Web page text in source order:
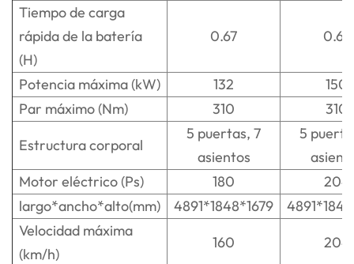
Tiempo de carga
rápida de la batería
(H)
0.67 0.67
Potencia máxima (kW) 132
150
Par máximo (Nm)
310
310
Estructura corporal
5 puertas, 7
asientos
5
Motor eléctrico (Ps)
180
204
largo*ancho*alto(mm)
4891*1848*1679
Velocidad máxima
(km/h)
160
204